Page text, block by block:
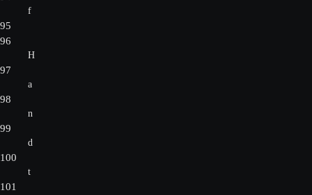
f
95
96
H
97
a
98
n
99
d
100
t
101